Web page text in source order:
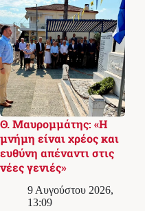
Θ. Μαυρομμάτης: «Η
μνήμη είναι χρέος και
ευθύνη απέναντι στις
νέες γενιές»
9 Αυγούστου 2026,
13:09